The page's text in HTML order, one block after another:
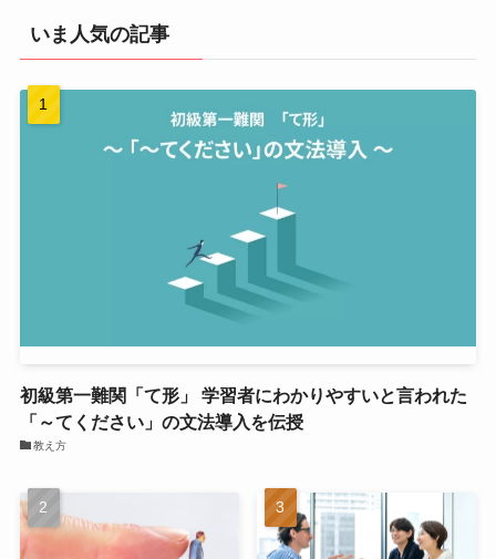
いま人気の記事
初級第一難関「て形」 学習者にわかりやすいと言われた
「～てください」の文法導入を伝授
教え方